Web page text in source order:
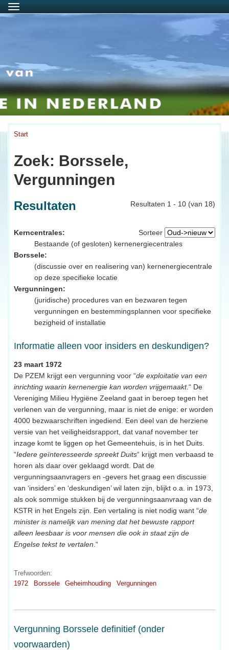
Menu
Start
Zoek: Borssele,
Vergunningen
Resultaten 1 - 10 (van 18)
Resultaten
Sorteer
Kerncentrales:
Bestaande (of gesloten) kernenergiecentrales
Borssele:
(discussie over en realisering van) kernenergiecentrale
op deze specifieke locatie
Vergunningen:
(juridische) procedures van en bezwaren tegen
vergunningen en bestemmingsplannen voor specifieke
bezigheid of installatie
Informatie alleen voor insiders en deskundigen?
23 maart 1972
De PZEM krijgt een vergunning voor “de exploitatie van een
inrichting waarin kernenergie kan worden vrijgemaakt.“ De
Vereniging Milieu Hygiëne Zeeland gaat in beroep tegen het
verlenen van de vergunning, maar is niet de enige: er worden
4000 bezwaarschriften ingediend. Een deel van de herziene
versie van het veiligheidsrapport, dat vanaf november ter
inzage komt te liggen op het Gemeentehuis, is in het Duits.
“Iedere geïnteresseerde spreekt Duits“ krijgt men verbaasd te
horen als daar over geklaagd wordt. Dat de
vergunningsaanvragers en -gevers het graag een discussie
van ‘insiders’ en ‘deskundigen’ wil laten zijn, blijkt o.a. in 1973,
als ook sommige stukken bij de vergunningsaanvraag van de
KSTR in het Engels zijn. Een vertaling is niet nodig want “de
minister is namelijk van mening dat het bewuste rapport
alleen leesbaar is voor mensen die ook in staat zijn de
Engelse tekst te vertalen .“
Trefwoorden:
1972
Borssele Geheimhouding Vergunningen
Vergunning Borssele definitief (onder
voorwaarden)